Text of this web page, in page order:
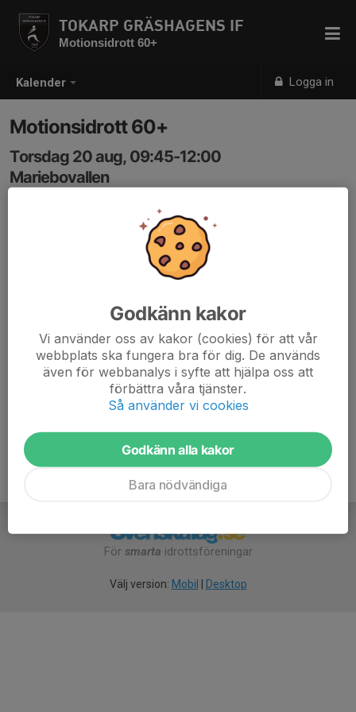
Kalender Logga in
TOKARP GRÄSHAGENS IF
Motionsidrott 60+
Motionsidrott 60+
Torsdag 20 aug, 09:45-12:00
Mariebovallen
Vi kör på och samlas som vanligt kl 9.45 på
Sen blir det Gåfotboll kl 10-11.
Anmälan är öppen för gruppens medlemmar.
För smarta idrottsföreningar
Välj version: Mobil Desktop
Godkänn kakor
Vi använder oss av kakor (cookies) för att vår
webbplats ska fungera bra för dig. De används
även för webbanalys i syfte att hjälpa oss att
förbättra våra tjänster.
Så använder vi cookies
Godkänn alla kakor
Bara nödvändiga